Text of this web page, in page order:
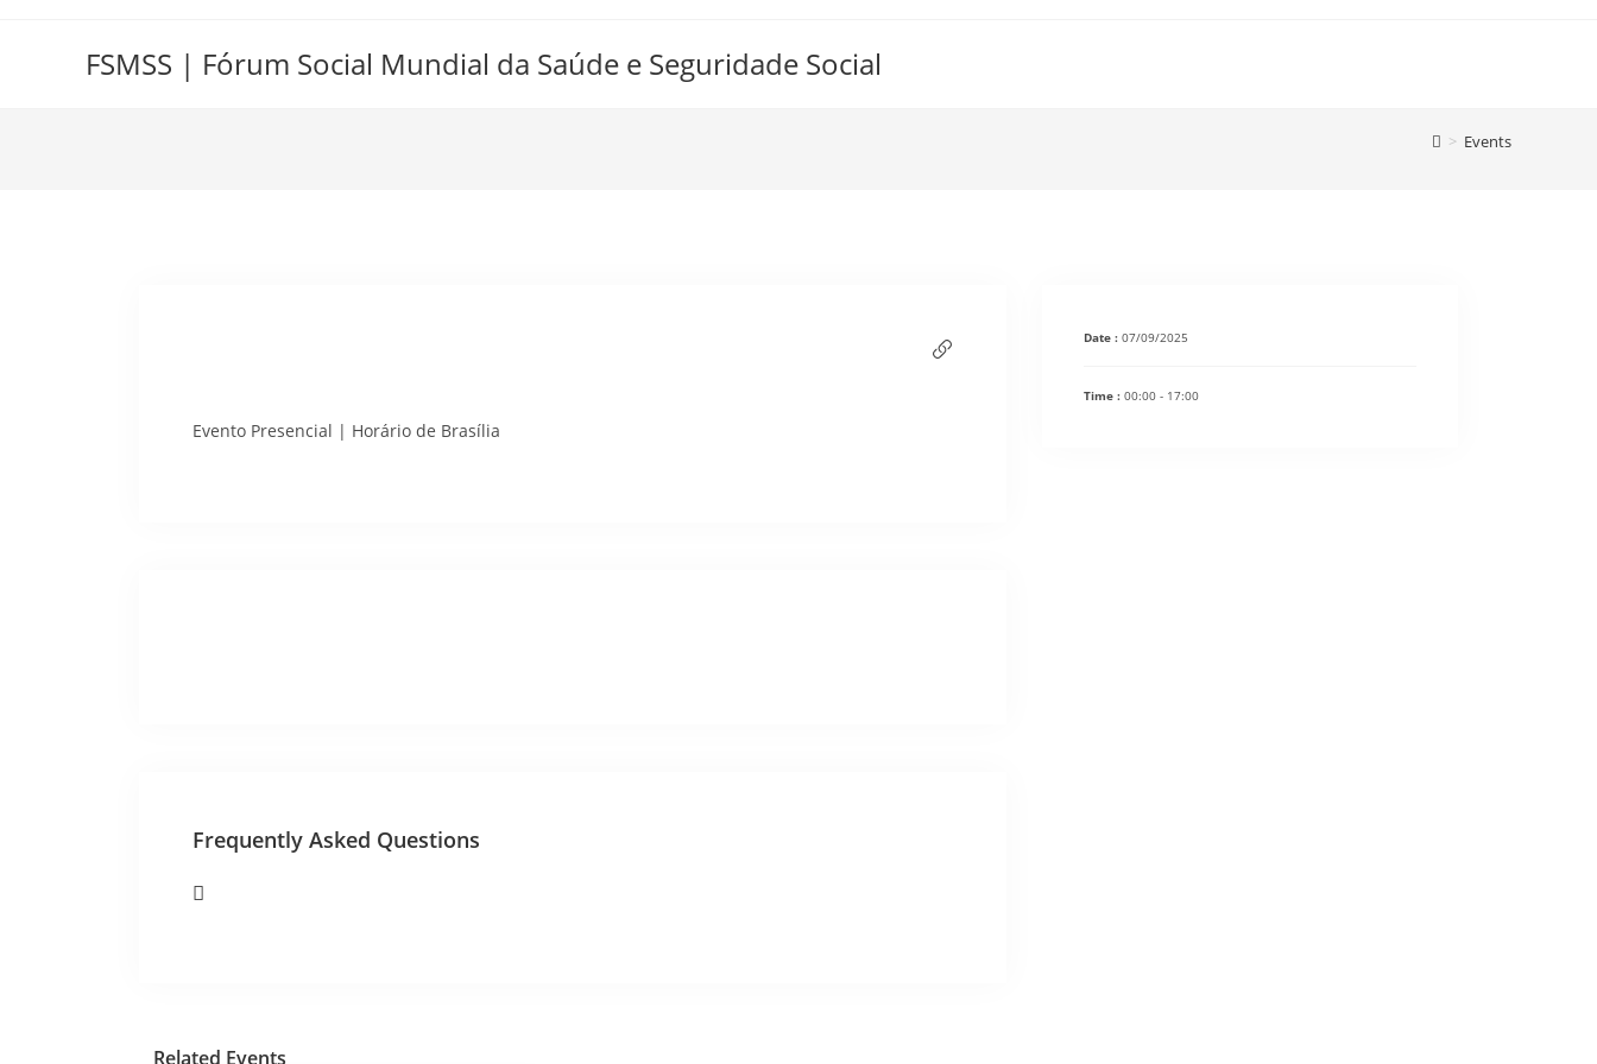
FSMSS | Fórum Social Mundial da Saúde e Seguridade Social
> Events
Evento Presencial | Horário de Brasília
Frequently Asked Questions
Date : 07/09/2025
Time : 00:00 - 17:00
Related Events